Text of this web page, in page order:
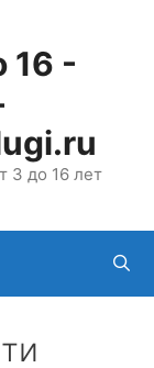
16 -
3 до 16 лет